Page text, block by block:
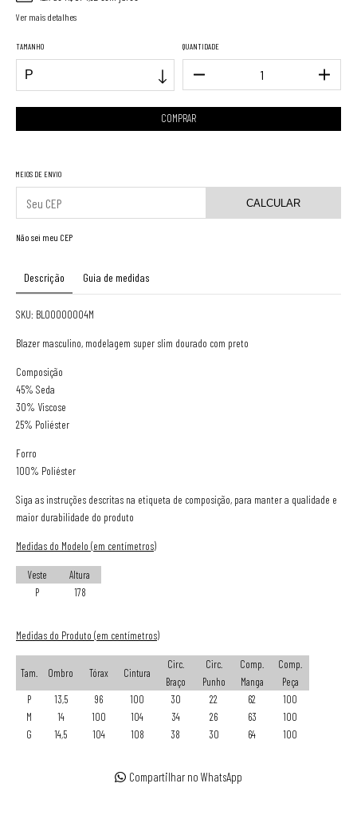
Ver mais detalhes
TAMANHO QUANTIDADE
MEIOS DE ENVIO
CALCULAR
Não sei meu CEP
Descrição Guia de medidas
SKU: BL00000004M
Blazer masculino, modelagem super slim dourado com preto
Composição
45% Seda
30% Viscose
25% Poliéster
Forro
100% Poliéster
Siga as instruções descritas na etiqueta de composição, para manter a qualidade e
maior durabilidade do produto
Medidas do Modelo (em centímetros)
Veste
Altura
P
178
Medidas do Produto (em centímetros)
Tam. Ombro Tórax Cintura
Circ.
Braço
Circ.
Punho
Comp.
Manga
Comp.
Peça
P
13,5 96 100 30 22 62
100
M
14 100 104 34 26 63
100
G
14,5 104 108 38 30 64 100
Compartilhar no WhatsApp